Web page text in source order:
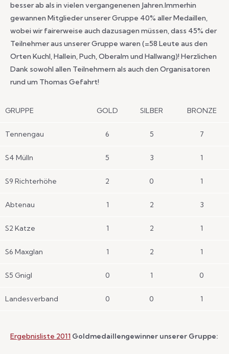
besser ab als in vielen vergangenenen Jahren.Immerhin
gewannen Mitglieder unserer Gruppe 40% aller Medaillen,
wobei wir fairerweise auch dazusagen müssen, dass 45% der
Teilnehmer aus unserer Gruppe waren (=58 Leute aus den
Orten Kuchl, Hallein, Puch, Oberalm und Hallwang)! Herzlichen
Dank sowohl allen Teilnehmern als auch den Organisatoren
rund um Thomas Gefahrt!
GRUPPE GOLD SILBER BRONZE
Tennengau 6 5 7
S4 Mülln 5 3 1
S9 Richterhöhe 2 0 1
Abtenau 1 2 3
S2 Katze 1 2 1
S6 Maxglan 1 2 1
S5 Gnigl 0 1 0
Landesverband 0 0 1
Ergebnisliste 2011 Goldmedaillengewinner unserer Gruppe: